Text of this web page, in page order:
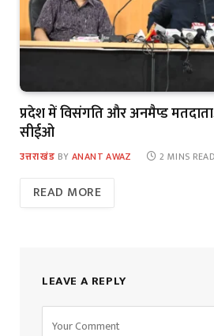
प्रदेश में विसंगति और अनमैप्ड
सीईओ
उत्तराखंड BY ANANT AWAZ 2 MINS READ
READ MORE
LEAVE A REPLY